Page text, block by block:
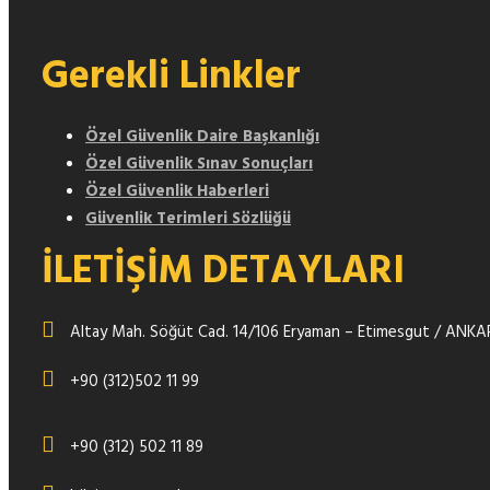
Gerekli Linkler
Özel Güvenlik Daire Başkanlığı
Özel Güvenlik Sınav Sonuçları
Özel Güvenlik Haberleri
Güvenlik Terimleri Sözlüğü
İLETİŞİM DETAYLARI
Altay Mah. Söğüt Cad. 14/106 Eryaman – Etimesgut /
+90 (312)502 11 99
+90 (312) 502 11 89